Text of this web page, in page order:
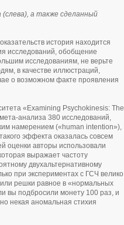
а также сделанный
история находится
исследований, обобщение
исследованиям, не верьте
в качестве иллюстраций,
о возможном факте проявления
«Examining Psychokinesis: The
анализа 380 исследований,
намерением («human intention»),
эффекта оказалась совсем
оценки авторы использовали
выражает частоту
двухальтернативному
при экспериментах с ГСЧ велико
решки равное в «нормальных
вы подбросили монету 100 раз, и
некая аномальная стихия